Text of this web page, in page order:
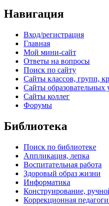
Навигация
Вход/регистрация
Главная
Мой мини-сайт
Ответы на вопросы
Поиск по сайту
Сайты классов, групп,
Сайты образовательных
Сайты коллег
Форумы
Библиотека
Поиск по библиотеке
Аппликация, лепка
Воспитательная работа
Здоровый образ жизни
Информатика
Конструирование,
Коррекционная